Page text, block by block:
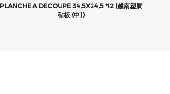
PLANCHE A DECOUPE 34,5X24,5 *12 (越南塑胶
砧板 (中))